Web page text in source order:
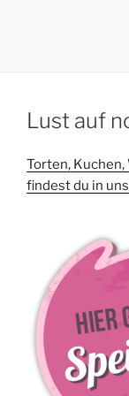
Lust auf
Torten,
findest du in